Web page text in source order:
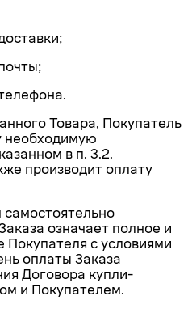
Товара, Покупатель
необходимую
в п. 3.2.
производит оплату
означает полное и
Покупателя с условиями
оплаты Заказа
Договора купли-
и Покупателем.